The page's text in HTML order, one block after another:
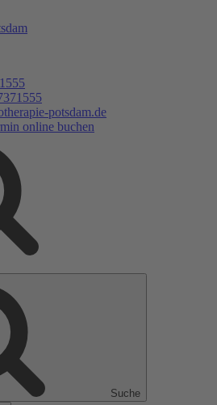
potsdam.de
online buchen
Suche